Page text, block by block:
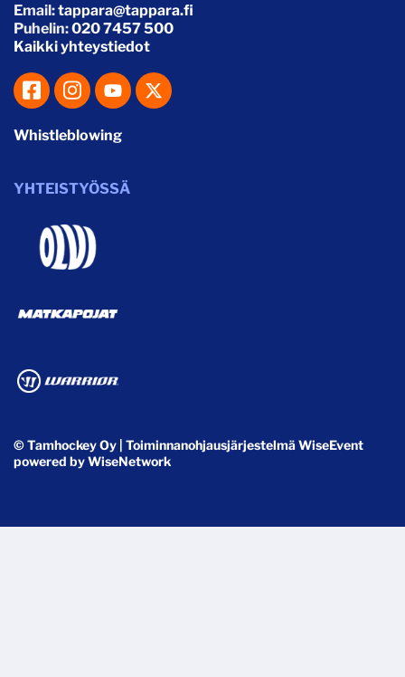
Email:tappara@tappara.fi
Puhelin:020 7457 500
Kaikki yhteystiedot
Whistleblowing
YHTEISTYÖSSÄ
© Tamhockey Oy | ToiminnanohjausjärjestelmäWiseEvent
powered byWiseNetwork